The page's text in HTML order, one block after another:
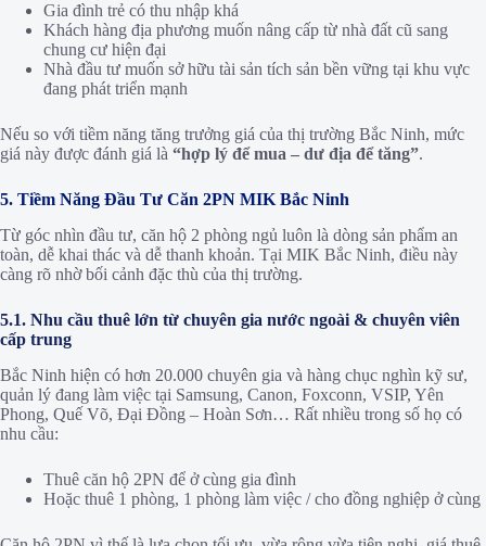
Gia đình trẻ có thu nhập khá
Khách hàng địa phương muốn nâng cấp từ nhà đất cũ sang
chung cư hiện đại
Nhà đầu tư muốn sở hữu tài sản tích sản bền vững tại khu vực
đang phát triển mạnh
Nếu so với tiềm năng tăng trưởng giá của thị trường Bắc Ninh, mức
giá này được đánh giá là “hợp lý để mua – dư địa để tăng”.
5. Tiềm Năng Đầu Tư Căn 2PN MIK Bắc Ninh
Từ góc nhìn đầu tư, căn hộ 2 phòng ngủ luôn là dòng sản phẩm an
toàn, dễ khai thác và dễ thanh khoản. Tại MIK Bắc Ninh, điều này
càng rõ nhờ bối cảnh đặc thù của thị trường.
5.1. Nhu cầu thuê lớn từ chuyên gia nước ngoài & chuyên viên
cấp trung
Bắc Ninh hiện có hơn 20.000 chuyên gia và hàng chục nghìn kỹ sư,
quản lý đang làm việc tại Samsung, Canon, Foxconn, VSIP, Yên
Phong, Quế Võ, Đại Đồng – Hoàn Sơn… Rất nhiều trong số họ có
nhu cầu:
Thuê căn hộ 2PN để ở cùng gia đình
Hoặc thuê 1 phòng, 1 phòng làm việc / cho đồng nghiệp ở cùng